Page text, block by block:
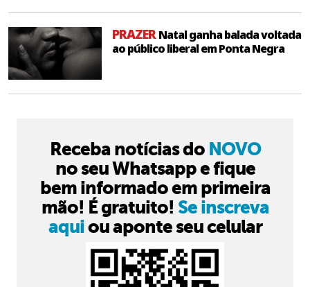
PRAZERNatal ganha balada voltada
ao público liberal em Ponta Negra
Receba notícias do NOVO
no seu Whatsapp e fique
bem informado em primeira
mão! É gratuito! Se inscreva
aquiou aponte seu celular